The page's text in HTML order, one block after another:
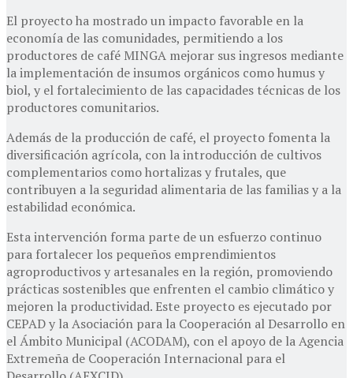
El proyecto ha mostrado un impacto favorable en la
economía de las comunidades, permitiendo a los
productores de café MINGA mejorar sus ingresos mediante
la implementación de insumos orgánicos como humus y
biol, y el fortalecimiento de las capacidades técnicas de los
productores comunitarios.
Además de la producción de café, el proyecto fomenta la
diversificación agrícola, con la introducción de cultivos
complementarios como hortalizas y frutales, que
contribuyen a la seguridad alimentaria de las familias y a la
estabilidad económica.
Esta intervención forma parte de un esfuerzo continuo
para fortalecer los pequeños emprendimientos
agroproductivos y artesanales en la región, promoviendo
prácticas sostenibles que enfrenten el cambio climático y
mejoren la productividad. Este proyecto es ejecutado por
CEPAD y la Asociación para la Cooperación al Desarrollo en
el Ámbito Municipal (ACODAM), con el apoyo de la Agencia
Extremeña de Cooperación Internacional para el